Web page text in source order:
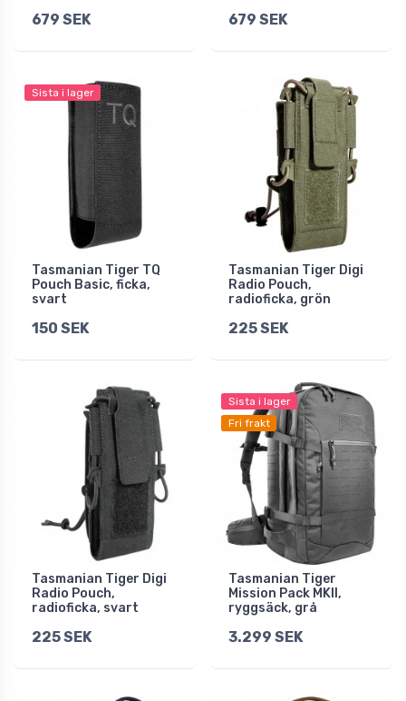
679 SEK 679 SEK
Sista i lager
Tasmanian Tiger TQ
Pouch Basic, ficka,
svart
150 SEK
Tasmanian Tiger Digi
Radio Pouch,
radioficka, grön
225 SEK
Tasmanian Tiger Digi
Radio Pouch,
radioficka, svart
225 SEK
Sista i lager
Fri frakt
Tasmanian Tiger
Mission Pack MKII,
ryggsäck, grå
3.299 SEK